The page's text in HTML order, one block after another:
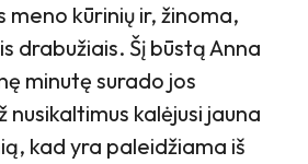
meno kūrinių ir, žinoma,
drabužiais. Šį būstą Anna
minutę surado jos
nusikaltimus kalėjusi jauna
kad yra paleidžiama iš